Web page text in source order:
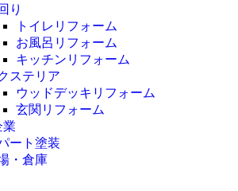
り
トイレリフォーム
お風呂リフォーム
キッチンリフォーム
ステリア
ウッドデッキリフォーム
玄関リフォーム
業
ート塗装
・倉庫